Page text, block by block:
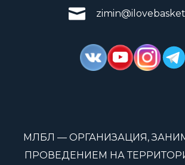
МЛБЛ — ОРГАНИЗАЦИЯ,
ПРОВЕДЕНИЕМ НА